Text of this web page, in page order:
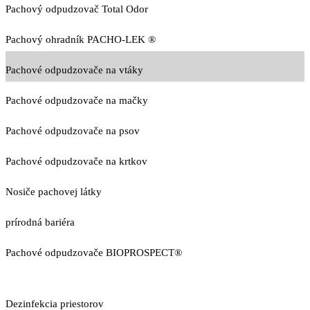
Pachový odpudzovač Total Odor
Pachový ohradník PACHO-LEK ®
Pachové odpudzovače na vtáky
Pachové odpudzovače na mačky
Pachové odpudzovače na psov
Pachové odpudzovače na krtkov
Nosiče pachovej látky
prírodná bariéra
Pachové odpudzovače BIOPROSPECT®
Dezinfekcia priestorov